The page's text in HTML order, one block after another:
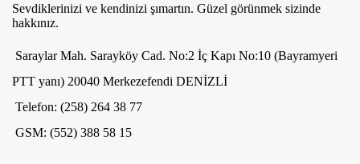
Sevdiklerinizi ve kendinizi şımartın. Güzel görünmek sizinde
hakkınız.
Saraylar Mah. Sarayköy Cad. No:2 İç Kapı No:10 (Bayramyeri
PTT yanı) 20040 Merkezefendi DENİZLİ
Telefon: (258) 264 38 77
GSM: (552) 388 58 15